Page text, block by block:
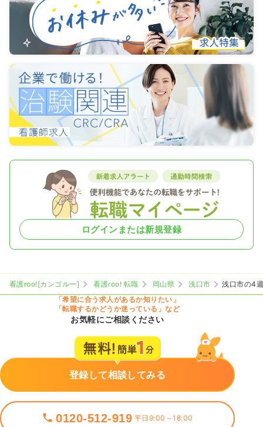
ログインまたは新規登録
看護roo![カンゴルー] 看護roo! 転職 岡山県 浅口市
浅口市の4
「希望に合う求人があるか知りたい」
「転職するかどうか迷っている」など
お気軽にご相談ください
登録して相談してみる
0120-512-919 平日9:00～18:00